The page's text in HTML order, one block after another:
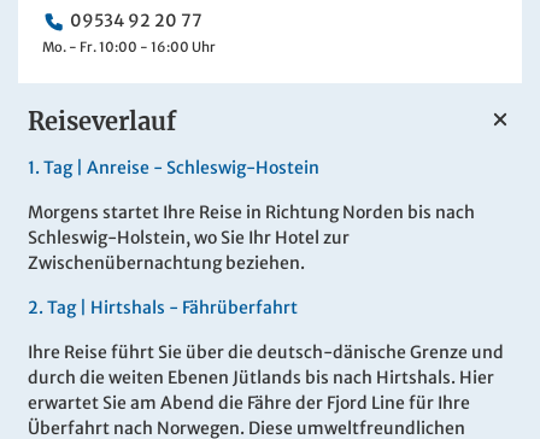
Reiseverlauf
1. Tag | Anreise - Schleswig-Hostein
Morgens startet Ihre Reise in Richtung Norden bis nach
Schleswig-Holstein, wo Sie Ihr Hotel zur
Zwischenübernachtung beziehen.
2. Tag | Hirtshals - Fährüberfahrt
Ihre Reise führt Sie über die deutsch-dänische Grenze und
durch die weiten Ebenen Jütlands bis nach Hirtshals. Hier
erwartet Sie am Abend die Fähre der Fjord Line für Ihre
Überfahrt nach Norwegen. Diese umweltfreundlichen
09534 92 20 77
Mo. - Fr. 10:00 - 16:00 Uhr